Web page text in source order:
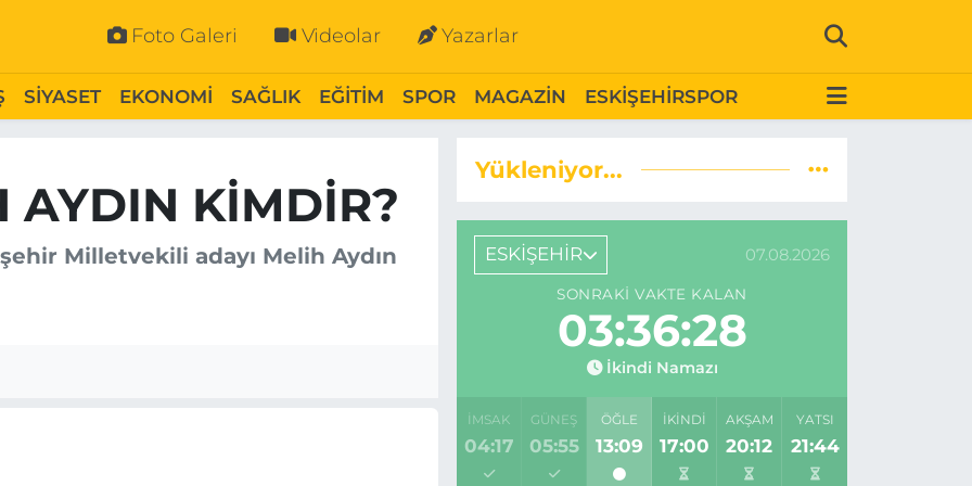
Foto Galeri Videolar Yazarlar
SİYASET EKONOMİ SAĞLIK EĞİTİM SPOR MAGAZİN ESKİŞEHİRSPOR
AYDIN KIMDIR?
Milletvekili adayı Melih Aydın
Yükleniyor...
ESKİŞEHİR 07.08.2026
SONRAKI VAKTE KALAN
03:36:27
İkindi Namazı
İMSAK
04:17
GÜNEŞ
05:55
ÖĞLE
13:09
İKINDI
17:00
AKŞAM
20:12
YATSI
21:44